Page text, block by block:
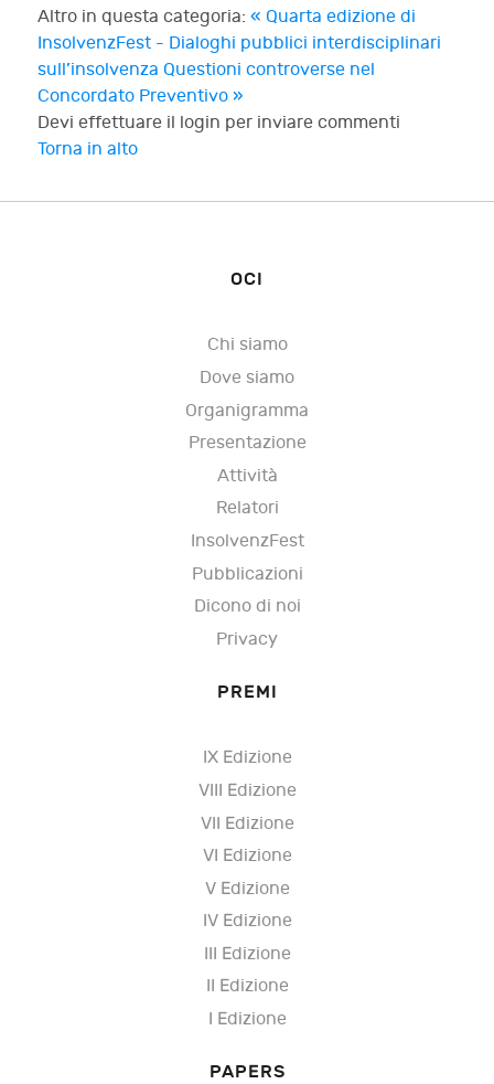
Altro in questa categoria: « Quarta edizione di
InsolvenzFest - Dialoghi pubblici interdisciplinari
sull’insolvenza Questioni controverse nel
Concordato Preventivo »
Devi effettuare il login per inviare commenti
Torna in alto
OCI
Chi siamo
Dove siamo
Organigramma
Presentazione
Attività
Relatori
InsolvenzFest
Pubblicazioni
Dicono di noi
Privacy
PREMI
IX Edizione
VIII Edizione
VII Edizione
VI Edizione
V Edizione
IV Edizione
III Edizione
II Edizione
I Edizione
PAPERS